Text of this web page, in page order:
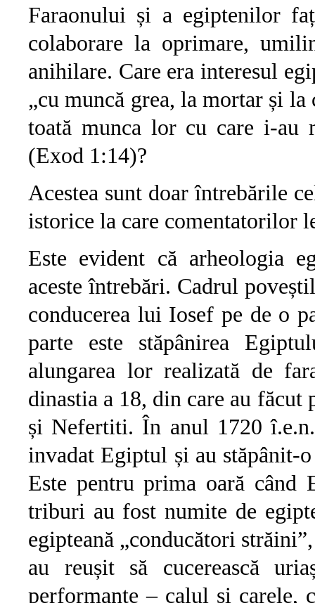
Faraonului și a egiptenilor
colaborare la oprimare,
anihilare. Care era interesul
„cu muncă grea, la mortar și
toată munca lor cu care i-au
(Exod 1:14)?
Acestea sunt doar întrebările
istorice la care comentatorilor
Este evident că arheologia
aceste întrebări. Cadrul
conducerea lui Iosef pe de o
parte este stăpânirea
alungarea lor realizată de
dinastia a 18, din care au
și Nefertiti. În anul 1720
invadat Egiptul și au stăpânit-
Este pentru prima oară când
triburi au fost numite de
egipteană „conducători
au reușit să cucerească
performante – calul și carele,